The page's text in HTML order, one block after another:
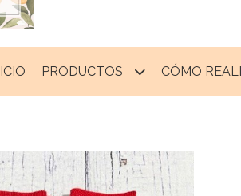
PRODUCTOS CÓMO